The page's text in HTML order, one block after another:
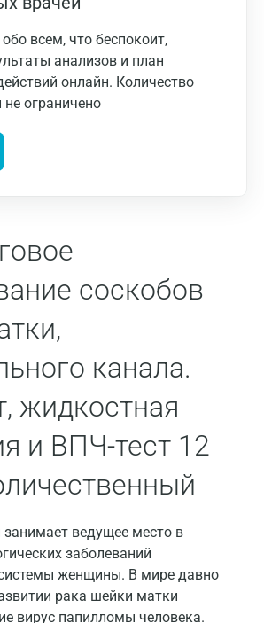
всем, что беспокоит,
анализов и план
онлайн. Количество
не ограничено
соскобов
канала.
жидкостная
и ВПЧ-тест 12
ведущее место в
заболеваний
женщины. В мире давно
рака шейки матки
вирус папилломы человека.